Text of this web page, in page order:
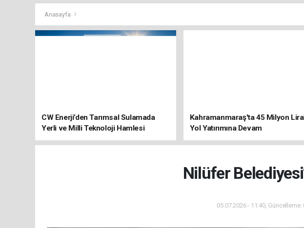
Anasayfa
CW Enerji’den Tarımsal Sulamada
Yerli ve Milli Teknoloji Hamlesi
Kahramanmaraş'ta 45 Milyon
Yol Yatırımına Devam
Nilüfer
05.07.2026 - 11:40, Güncelleme: